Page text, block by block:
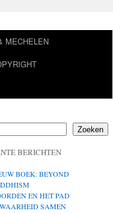
MECHELEN
Zoeken
BERICHTEN
BOEK: BEYOND
EN HET PAD
SAMEN